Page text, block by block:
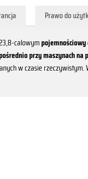
Prawo do
calowym
przy maszynach na
w czasie rzeczywistym.